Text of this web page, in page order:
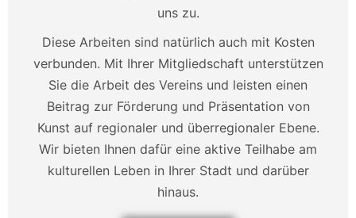
uns zu.
Diese Arbeiten sind natürlich auch mit Kosten
verbunden. Mit Ihrer Mitgliedschaft unterstützen
Sie die Arbeit des Vereins und leisten einen
Beitrag zur Förderung und Präsentation von
Kunst auf regionaler und überregionaler Ebene.
Wir bieten Ihnen dafür eine aktive Teilhabe am
kulturellen Leben in Ihrer Stadt und darüber
hinaus.